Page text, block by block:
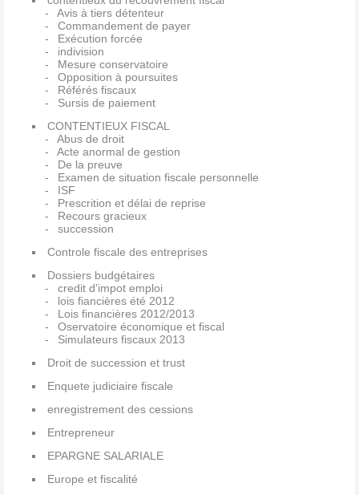
Avis à tiers détenteur
Commandement de payer
Exécution forcée
indivision
Mesure conservatoire
Opposition à poursuites
Référés fiscaux
Sursis de paiement
CONTENTIEUX FISCAL
Abus de droit
Acte anormal de gestion
De la preuve
Examen de situation fiscale personnelle
ISF
Prescrition et délai de reprise
Recours gracieux
succession
Controle fiscale des entreprises
Dossiers budgétaires
credit d'impot emploi
lois fiancières été 2012
Lois financières 2012/2013
Oservatoire économique et fiscal
Simulateurs fiscaux 2013
Droit de succession et trust
Enquete judiciaire fiscale
enregistrement des cessions
Entrepreneur
EPARGNE SALARIALE
Europe et fiscalité